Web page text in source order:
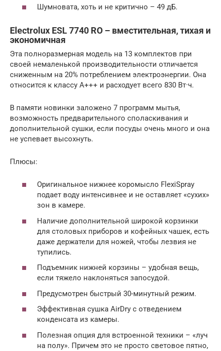
Шумновата, хоть и не критично – 49 дБ.
Electrolux ESL 7740 RO – вместительная, тихая и
экономичная
Эта полноразмерная модель на 13 комплектов при
своей немаленькой производительности отличается
сниженным на 20% потреблением электроэнергии. Она
относится к классу А+++ и расходует всего 830 Вт·ч.
В памяти новинки заложено 7 программ мытья,
возможность предварительного споласкивания и
дополнительной сушки, если посуды очень много и она
не успевает высохнуть.
Плюсы:
Оригинальное нижнее коромысло FlexiSpray
подает воду интенсивнее и не оставляет «сухих»
зон в камере.
Наличие дополнительной широкой корзинки
для столовых приборов и кофейных чашек, есть
даже держатели для ножей, чтобы лезвия не
тупились.
Подъемник нижней корзины – удобная вещь,
если тяжело наклоняться запосудой.
Предусмотрен быстрый 30-минутный режим.
Эффективная сушка AirDry с отведением
конденсата из камеры.
Полезная опция для встроенной техники – «луч
на полу». Причем это не просто световое пятно,